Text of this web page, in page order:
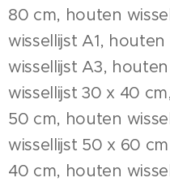
80 cm, houten
wissellijst A1,
wissellijst A3,
wissellijst 30 x 40
50 cm, houten
wissellijst 50 x 60
40 cm, houten